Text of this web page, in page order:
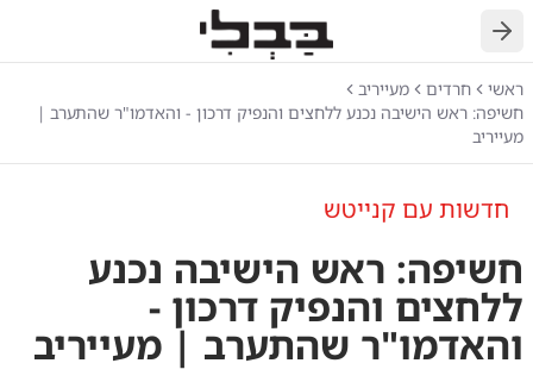
חזרה
ראשי חרדים
מעייריב
חשיפה: ראש הישיבה נכנע ללחצים והנפיק דרכון - והאדמו"ר שהתערב |
מעייריב
חדשות עם קנייטש
חשיפה: ראש הישיבה נכנע
ללחצים והנפיק דרכון -
והאדמו"ר שהתערב | מעייריב